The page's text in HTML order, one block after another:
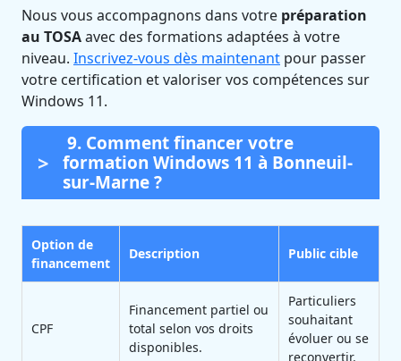
Nous vous accompagnons dans votre préparation
au TOSAavec des formations adaptées à votre
niveau. Inscrivez-vous dès maintenant pour passer
votre certification et valoriser vos compétences sur
Windows 11.
9. Comment financer votre
formation Windows 11 à Bonneuil-
sur-Marne ?
Option de
financement
Description Public cible
CPF
Financement partiel ou
total selon vos droits
disponibles.
Particuliers
souhaitant
évoluer ou se
reconvertir.